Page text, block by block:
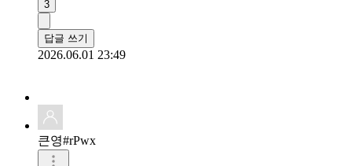
3
답글 쓰기
2026.06.01 23:49
큰영#rPwx